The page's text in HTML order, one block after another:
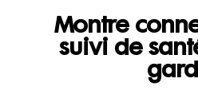
Montre
suivi de